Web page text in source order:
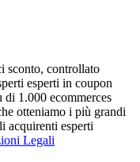
sconto, controllato
esperti in coupon
1.000 ecommerces
otteniamo i più grandi
acquirenti esperti
Legali